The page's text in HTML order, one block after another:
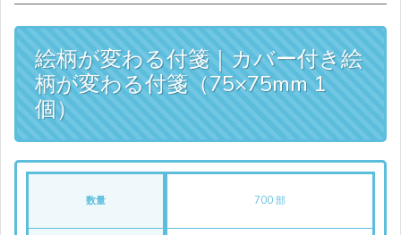
絵柄が変わる付箋｜カバー付き絵
柄が変わる付箋（75×75mm 1
個）
数量 700 部